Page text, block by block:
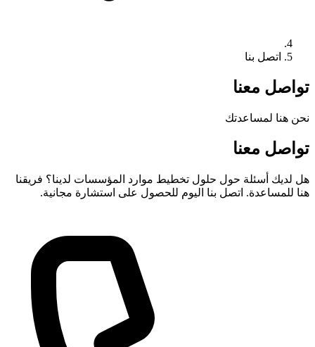
اتصل بنا
تواصل معنا
نحن هنا لمساعدتك
تواصل معنا
هل لديك أسئلة حول حلول تخطيط موارد المؤسسات لدينا؟ فريقنا
هنا للمساعدة. اتصل بنا اليوم للحصول على استشارة مجانية.